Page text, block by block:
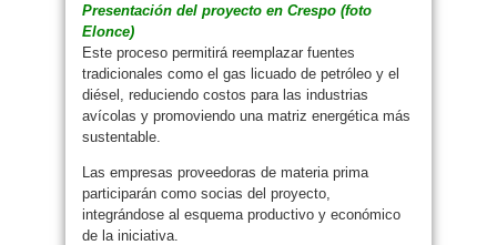
Presentación del proyecto en Crespo (foto
Elonce)
Este proceso permitirá reemplazar fuentes
tradicionales como el gas licuado de petróleo y el
diésel, reduciendo costos para las industrias
avícolas y promoviendo una matriz energética más
sustentable.
Las empresas proveedoras de materia prima
participarán como socias del proyecto,
integrándose al esquema productivo y económico
de la iniciativa.